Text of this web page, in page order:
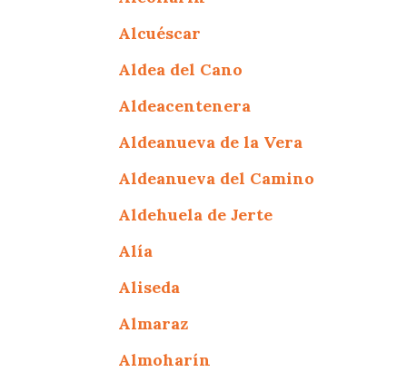
Alcuéscar
Aldea del Cano
Aldeacentenera
Aldeanueva de la Vera
Aldeanueva del Camino
Aldehuela de Jerte
Alía
Aliseda
Almaraz
Almoharín